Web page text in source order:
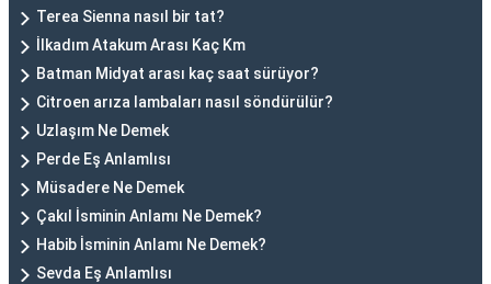
Terea Sienna nasıl bir tat?
İlkadım Atakum Arası Kaç Km
Batman Midyat arası kaç saat sürüyor?
Citroen arıza lambaları nasıl söndürülür?
Uzlaşım Ne Demek
Perde Eş Anlamlısı
Müsadere Ne Demek
Çakıl İsminin Anlamı Ne Demek?
Habib İsminin Anlamı Ne Demek?
Sevda Eş Anlamlısı